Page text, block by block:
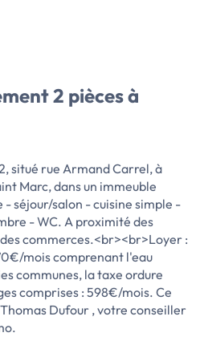
2 pièces à
situé rue Armand Carrel, à
Marc, dans un immeuble
séjour/salon - cuisine simple -
- WC. A proximité des
commerces.<br><br>Loyer :
mois comprenant l'eau
communes, la taxe ordure
comprises : 598€/mois. Ce
Dufour , votre conseiller